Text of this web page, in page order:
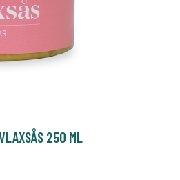
250 ML